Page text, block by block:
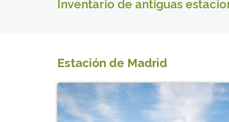
Inventario de antiguas
Estación de Madrid